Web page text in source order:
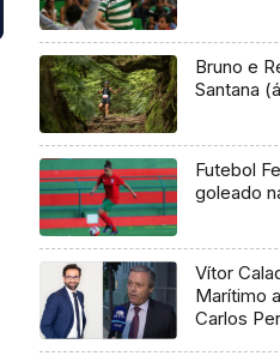
Bruno e
Santana
Futebol
goleado
Vítor
Marítimo
Carlos